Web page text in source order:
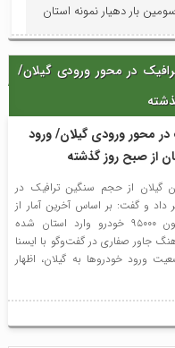
بار دهیار نمونه استان
چای:جشنواره رسانه‌ای
مصرف چای ایرانی است
و مسابقات ورزش کارگری
دبیرخانه شورای‌عالی
عمرانی منطقه آزاد انزلی
در راستای ظرفیت‌سازی و توسعه: فاز اول افزایش ظرفیت پست لاهیجان۲ به
اسلامی؛جلسه شورای
برگزار شد
در محور ورودی‌ گیلان/
محور ورودی‌ گیلان/ ورود
گیلان از حجم سنگین ترافیک در
داد و گفت: بر اساس آخرین آمار از
صبح روز گذشته تاکنون ۹۵۰۰۰ خودرو وارد استان شده
جاور صفاری در گفت‌وگو با ایسنا
ورود خودروها به گیلان، اظهار